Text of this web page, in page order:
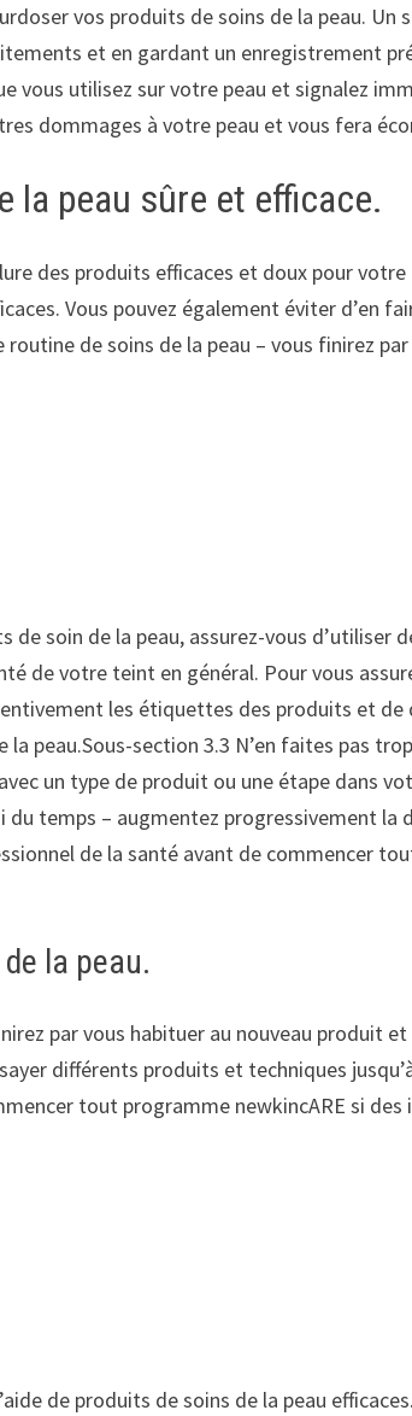
vos produits de soins de la peau.
et en gardant un enregistrement
vous utilisez sur votre peau et signalez
dommages à votre peau et vous fera
la peau sûre et efficace.
des produits efficaces et doux pour
Vous pouvez également éviter d’en
de soins de la peau – vous finirez
soin de la peau, assurez-vous d’utiliser
de votre teint en général. Pour vous
les étiquettes des produits et
peau.Sous-section 3.3 N’en faites pas
un type de produit ou une étape dans
temps – augmentez progressivement la
de la santé avant de commencer
la peau.
par vous habituer au nouveau produit
différents produits et techniques
tout programme newkincARE si
de produits de soins de la peau